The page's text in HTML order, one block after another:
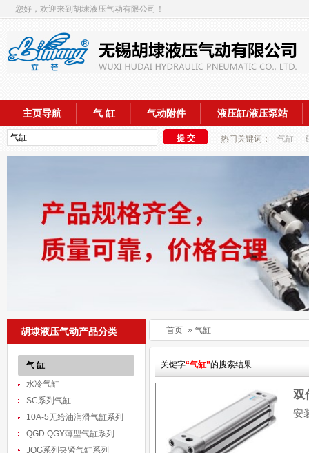
您好，欢迎来到胡埭液压气动有限公司！
主页导航 气 缸 气动附件 液压缸/液压泵站
热门关键词： 气缸
胡埭液压气动产品分类
气 缸
水冷气缸
SC系列气缸
10A-5无给油润滑气缸系列
QGD QGY薄型气缸系列
JQG系列夹紧气缸系列
首页 » 气缸
关键字“气缸”的搜索结果
双